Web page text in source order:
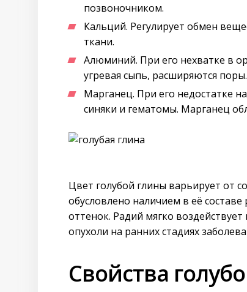
позвоночником.
Кальций. Регулирует обмен
ткани.
Алюминий. При его нехватке в
угревая сыпь, расширяются поры.
Марганец. При его недостатке
синяки и гематомы. Марганец
Цвет голубой глины варьирует от
обусловлено наличием в её
оттенок. Радий мягко
опухоли на ранних стадиях
Свойства